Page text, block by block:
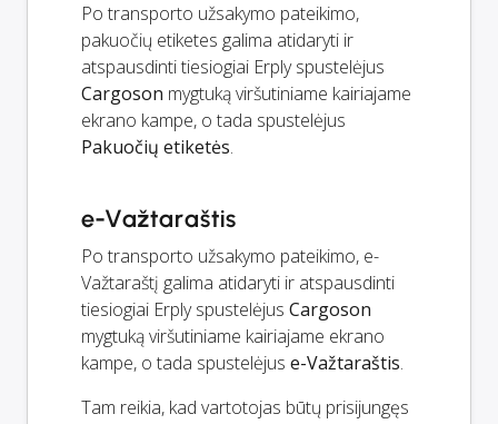
Po transporto užsakymo pateikimo,
pakuočių etiketes galima atidaryti ir
atspausdinti tiesiogiai Erply spustelėjus
Cargoson mygtuką viršutiniame kairiajame
ekrano kampe, o tada spustelėjus
Pakuočių etiketės.
e-Važtaraštis
Po transporto užsakymo pateikimo, e-
Važtaraštį galima atidaryti ir atspausdinti
tiesiogiai Erply spustelėjus Cargoson
mygtuką viršutiniame kairiajame ekrano
kampe, o tada spustelėjus e-Važtaraštis.
Tam reikia, kad vartotojas būtų prisijungęs